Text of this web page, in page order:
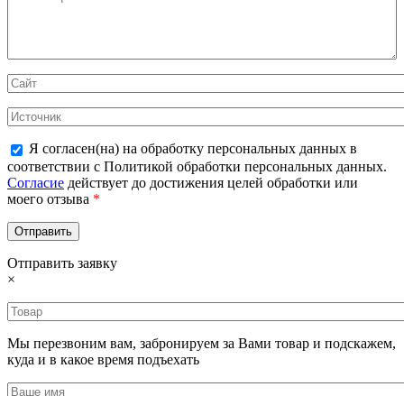
Я согласен(на) на обработку персональных данных в
соответствии с Политикой обработки персональных данных.
Согласие действует до достижения целей обработки или
моего отзыва *
Отправить заявку
×
Мы перезвоним вам, забронируем за Вами товар и подскажем,
куда и в какое время подъехать